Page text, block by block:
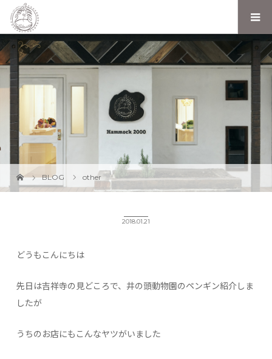
BLOG other
2018.01.21
どうもこんにちは
先日は吉祥寺の見どころで、井の頭動物園のペンギン紹介しま
したが
うちのお店にもこんなヤツがいました